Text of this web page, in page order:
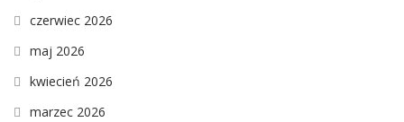
czerwiec 2026
maj 2026
kwiecień 2026
marzec 2026